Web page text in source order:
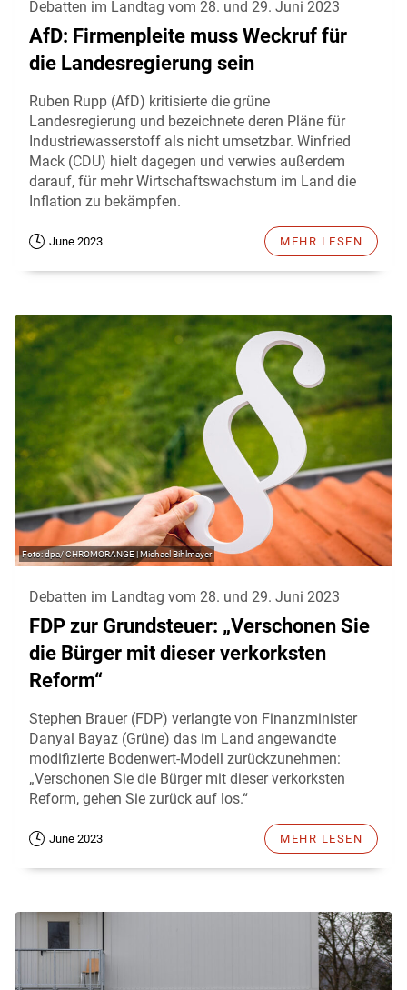
Debatten im Landtag vom 28. und 29. Juni 2023
AfD: Firmenpleite muss Weckruf für
die Landesregierung sein
Ruben Rupp (AfD) kritisierte die grüne
Landesregierung und bezeichnete deren Pläne für
Industriewasserstoff als nicht umsetzbar. Winfried
Mack (CDU) hielt dagegen und verwies außerdem
darauf, für mehr Wirtschaftswachstum im Land die
Inflation zu bekämpfen.
June 2023 MEHR LESEN
dpa/ CHROMORANGE | Michael Bihlmayer
Debatten im Landtag vom 28. und 29. Juni 2023
FDP zur Grundsteuer: „Verschonen Sie
die Bürger mit dieser verkorksten
Reform“
Stephen Brauer (FDP) verlangte von Finanzminister
Danyal Bayaz (Grüne) das im Land angewandte
modifizierte Bodenwert-Modell zurückzunehmen:
„Verschonen Sie die Bürger mit dieser verkorksten
Reform, gehen Sie zurück auf los.“
June 2023 MEHR LESEN